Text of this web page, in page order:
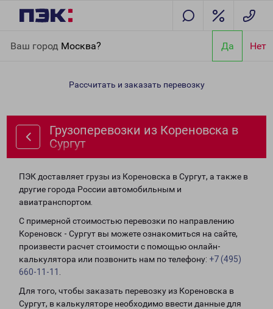
Ваш город Москва? Да Нет
Сургут
Рассчитать и заказать перевозку
Грузоперевозки из Кореновска в
Сургут
ПЭК доставляет грузы из Кореновска в Сургут, а также в
другие города России автомобильным и
авиатранспортом.
С примерной стоимостью перевозки по направлению
Кореновск - Сургут вы можете ознакомиться на сайте,
произвести расчет стоимости с помощью онлайн-
калькулятора или позвонить нам по телефону: +7 (495)
660-11-11
Для того, чтобы заказать перевозку из Кореновска в
Сургут, в калькуляторе необходимо ввести данные для